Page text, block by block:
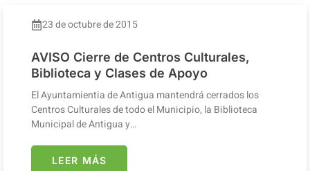
23 de octubre de 2015
AVISO Cierre de Centros Culturales,
Biblioteca y Clases de Apoyo
El Ayuntamientia de Antigua mantendrá cerrados los
Centros Culturales de todo el Municipio, la Biblioteca
Municipal de Antigua y…
LEER MÁS